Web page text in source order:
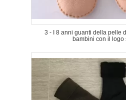
3 - I 8 anni guanti della pelle
bambini con il logo